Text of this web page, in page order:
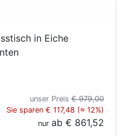
in Eiche
unser Preis € 979,00
Sie sparen € 117,48 (≈ 12%)
nur ab € 861,52